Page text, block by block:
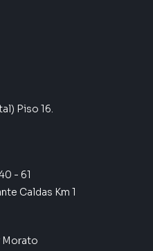
Piso 16.
- 61
Caldas Km 1
Morato